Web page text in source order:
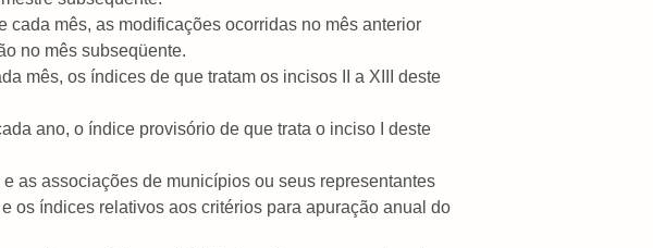
cada mês, as modificações ocorridas no mês anterior
no mês subseqüente.
mês, os índices de que tratam os incisos II a XIII deste
ano, o índice provisório de que trata o inciso I deste
as associações de municípios ou seus representantes
os índices relativos aos critérios para apuração anual do